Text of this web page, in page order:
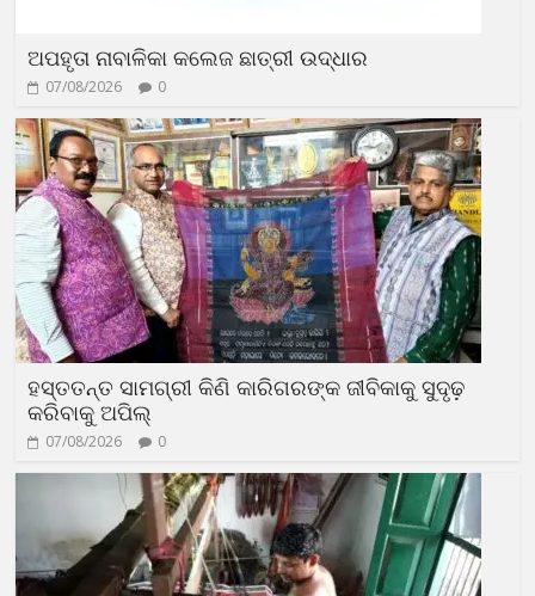
ଅପହୃତା ନାବାଳିକା କଲେଜ ଛାତ୍ରୀ ଉଦ୍ଧାର
07/08/2026 0
ହସ୍ତତନ୍ତ ସାମଗ୍ରୀ କିଣି କାରିଗରଙ୍କ ଜୀବିକାକୁ ସୁଦୃଢ଼
କରିବାକୁ ଅପିଲ୍
07/08/2026 0